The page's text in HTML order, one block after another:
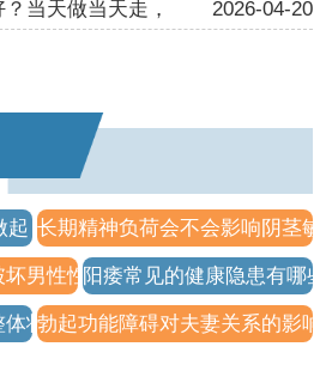
当天做当天走，
2026-04-20
起 长期精神负荷会不会影响阴茎
男性性反应规律？
阳痿常见的健康隐患有哪
状态的启示
勃起功能障碍对夫妻关系的影